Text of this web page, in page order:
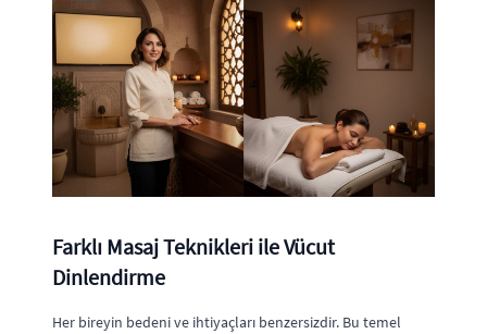
Farklı Masaj Teknikleri ile Vücut
Dinlendirme
Her bireyin bedeni ve ihtiyaçları benzersizdir. Bu temel